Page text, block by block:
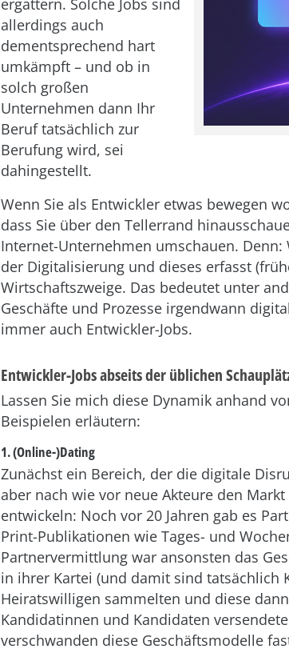
ergattern. Solche Jobs sind
allerdings auch
dementsprechend hart
umkämpft – und ob in
solch großen
Unternehmen dann Ihr
Beruf tatsächlich zur
Berufung wird, sei
dahingestellt.
Wenn Sie als Entwickler etwas bewegen
dass Sie über den Tellerrand
Internet-Unternehmen umschauen.
der Digitalisierung und dieses erfasst
Wirtschaftszweige. Das bedeutet unter
Geschäfte und Prozesse irgendwann
immer auch Entwickler-Jobs.
Entwickler-Jobs abseits der üblichen
Lassen Sie mich diese Dynamik anhand
Beispielen erläutern:
1. (Online-)Dating
Zunächst ein Bereich, der die digitale
aber nach wie vor neue Akteure den
entwickeln: Noch vor 20 Jahren gab es
Print-Publikationen wie Tages- und
Partnervermittlung war ansonsten das
in ihrer Kartei (und damit sind tatsächlich
Heiratswilligen sammelten und diese
Kandidatinnen und Kandidaten
verschwanden diese Geschäftsmodelle